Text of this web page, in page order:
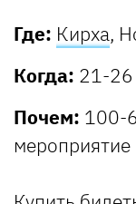
Где: Кирха,
Когда: 21-26
Почем: 100-
мероприятие